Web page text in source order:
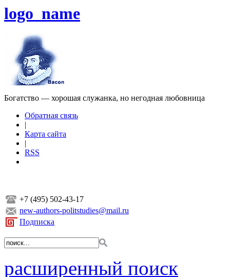
logo_name
Богатство — хорошая служанка, но негодная любовница
Обратная связь
|
Карта сайта
|
RSS
+7 (495) 502-43-17
new-authors-politstudies@mail.ru
Подписка
расширенный поиск